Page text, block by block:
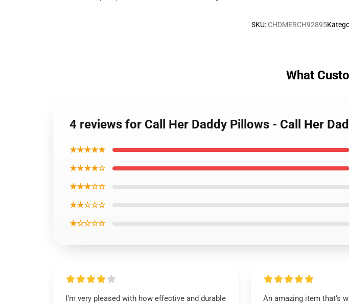
SKU: CHDMERCH92895
What
4 reviews for Call Her Daddy Pillows - Call Her
★★★★★
★★★★☆
★★★☆☆
★★☆☆☆
★☆☆☆☆
I’m very pleased with how effective and durable
An amazing item that’s